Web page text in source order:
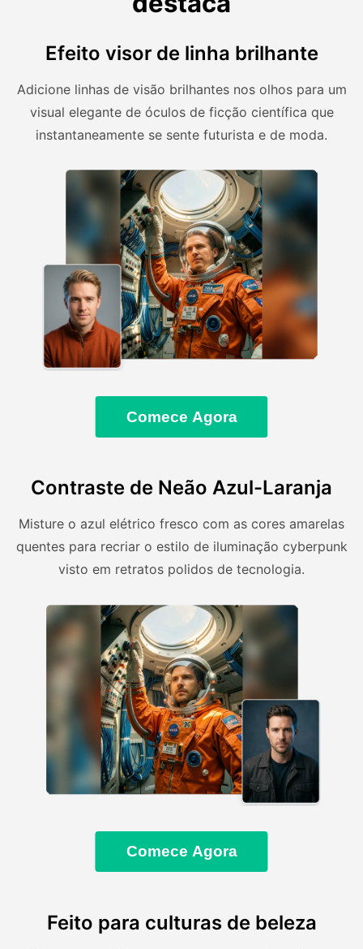
Efeito visor de linha brilhante
Adicione linhas de visão brilhantes nos olhos para um
visual elegante de óculos de ficção científica que
instantaneamente se sente futurista e de moda.
Comece Agora
Contraste de Neão Azul-Laranja
Misture o azul elétrico fresco com as cores amarelas
quentes para recriar o estilo de iluminação cyberpunk
visto em retratos polidos de tecnologia.
Comece Agora
Feito para culturas de beleza